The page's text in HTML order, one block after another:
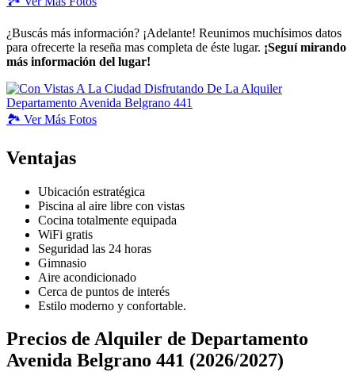
¿Buscás más información? ¡Adelante! Reunimos muchísimos datos
para ofrecerte la reseña mas completa de éste lugar. ¡Seguí mirando
más información del lugar!
🏞️ VerMás Fotos
Ventajas
Ubicación estratégica
Piscina al aire libre con vistas
Cocina totalmente equipada
WiFi gratis
Seguridad las 24 horas
Gimnasio
Aire acondicionado
Cerca de puntos de interés
Estilo moderno y confortable.
Precios de Alquiler de Departamento
Avenida Belgrano 441 (2026/2027)